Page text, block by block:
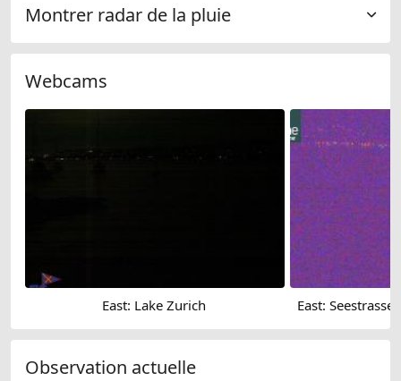
Montrer radar de la pluie
Webcams
East: Lake Zurich
Observation actuelle